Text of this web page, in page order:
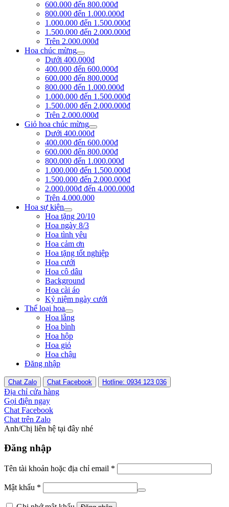
600.000 đến 800.000đ
800.000 đến 1.000.000đ
1.000.000 đến 1.500.000đ
1.500.000 đến 2.000.000đ
Trên 2.000.000đ
Hoa chúc mừng
Dưới 400.000đ
400.000 đến 600.000đ
600.000 đến 800.000đ
800.000 đến 1.000.000đ
1.000.000 đến 1.500.000đ
1.500.000 đến 2.000.000đ
Trên 2.000.000đ
Giỏ hoa chúc mừng
Dưới 400.000đ
400.000 đến 600.000đ
600.000 đến 800.000đ
800.000 đến 1.000.000đ
1.000.000 đến 1.500.000đ
1.500.000 đến 2.000.000đ
2.000.000đ đến 4.000.000đ
Trên 4.000.000
Hoa sự kiện
Hoa tặng 20/10
Hoa ngày 8/3
Hoa tình yêu
Hoa cảm ơn
Hoa tặng tốt nghiệp
Hoa cưới
Hoa cô dâu
Background
Hoa cài áo
Kỷ niệm ngày cưới
Thể loại hoa
Hoa lẵng
Hoa bình
Hoa hộp
Hoa giỏ
Hoa chậu
Đăng nhập
Chat Zalo Chat Facebook Hotline: 0934 123 036
Địa chỉ cửa hàng
Gọi điện ngay
Chat Facebook
Chat trên Zalo
Anh/Chị liên hệ tại đây nhé
Đăng nhập
Tên tài khoản hoặc địa chỉ email *
Mật khẩu *